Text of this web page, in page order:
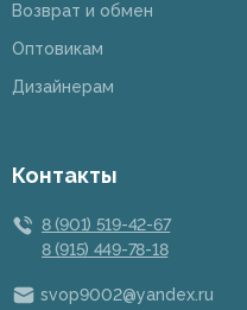
Возврат и обмен
Оптовикам
Дизайнерам
Контакты
8 (901) 519-42-67
8 (915) 449-78-18
svop9002@yandex.ru